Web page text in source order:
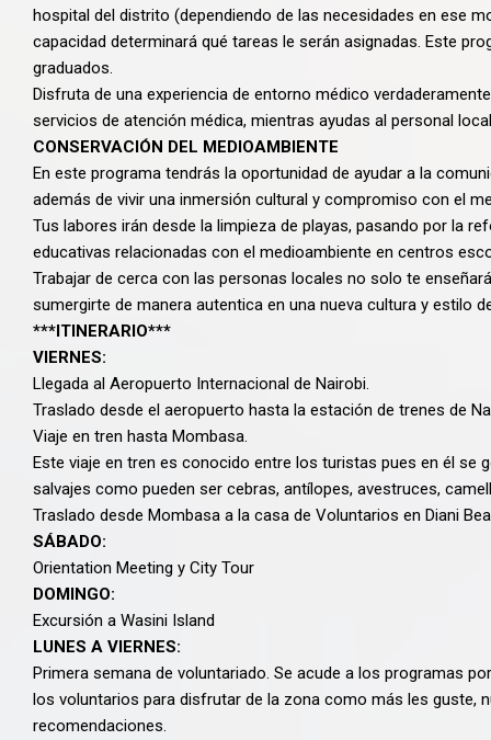
hospital del distrito (dependiendo de las necesidades en ese
capacidad determinará qué tareas le serán asignadas. Este
graduados.
Disfruta de una experiencia de entorno médico
servicios de atención médica, mientras ayudas al personal
CONSERVACIÓN DEL MEDIOAMBIENTE
En este programa tendrás la oportunidad de ayudar a la
además de vivir una inmersión cultural y compromiso con el
Tus labores irán desde la limpieza de playas, pasando por la
educativas relacionadas con el medioambiente en centros
Trabajar de cerca con las personas locales no solo te
sumergirte de manera autentica en una nueva cultura y estilo
***ITINERARIO***
VIERNES:
Llegada al Aeropuerto Internacional de Nairobi.
Traslado desde el aeropuerto hasta la estación de trenes de
Viaje en tren hasta Mombasa.
Este viaje en tren es conocido entre los turistas pues en él se
salvajes como pueden ser cebras, antílopes, avestruces,
Traslado desde Mombasa a la casa de Voluntarios en Diani
SÁBADO:
Orientation Meeting y City Tour
DOMINGO:
Excursión a Wasini Island
LUNES A VIERNES:
Primera semana de voluntariado. Se acude a los programas
los voluntarios para disfrutar de la zona como más les guste,
recomendaciones.